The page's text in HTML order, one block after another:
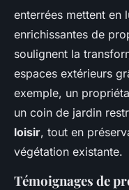
enterrées mettent en
enrichissantes de
soulignent la
espaces extérieurs
exemple, un
un coin de jardin
loisir, tout en
végétation existante.
Témoignages de